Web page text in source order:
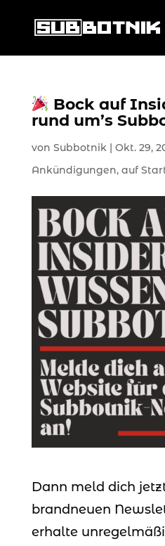
Bock auf
rund um’s
von Subbotnik| Okt. 29,
Ankündigungen, auf
Dann meld dich
brandneuen
erhalte